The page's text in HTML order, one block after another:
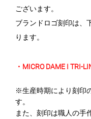
ございます。
ブランドロゴ刻印は、
ります。
・MICRO DAME I TRI-
※生産時期により刻印
す。
また、刻印は職人の手